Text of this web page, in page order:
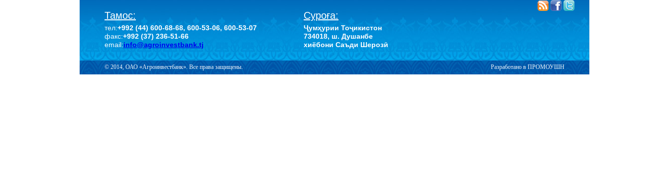
Тамос:
тел:+992 (44) 600-68-68, 600-53-06, 600-53-07
факс:+992 (37) 236-51-66
email:info@agroinvestbank.tj
Суроға:
Ҷумҳурии Тоҷикистон
734018, ш. Душанбе
хиёбони Саъди Шерозӣ
© 2014, ОАО «Агроинвестбанк». Все права защищены. Разработано в ПРОМОУШН